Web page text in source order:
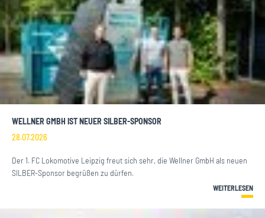
WELLNER GMBH IST NEUER SILBER-SPONSOR
28.07.2026
Der 1. FC Lokomotive Leipzig freut sich sehr, die Wellner GmbH als neuen
SILBER-Sponsor begrüßen zu dürfen.
WEITERLESEN